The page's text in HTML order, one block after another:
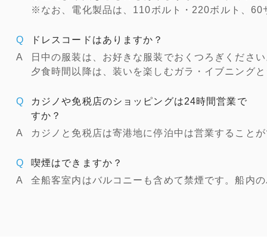
※なお、電化製品は、110ボルト・220ボルト、60
ドレスコードはありますか？
日中の服装は、お好きな服装でおくつろぎくださ
夕食時間以降は、装いを楽しむガラ・イブニング
カジノや免税店のショッピングは24時間営業で
すか？
カジノと免税店は寄港地に停泊中は営業すること
喫煙はできますか？
全船客室内はバルコニーも含めて禁煙です。船内